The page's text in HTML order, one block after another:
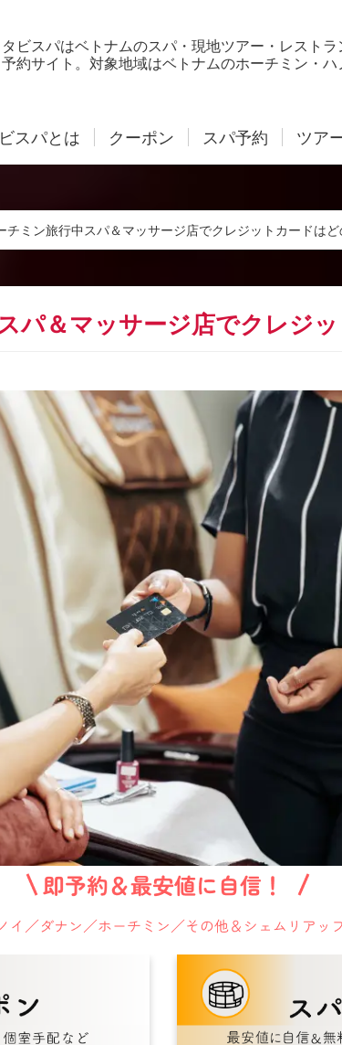
タビスパはベトナムのスパ・現地ツアー・レスト
予約サイト。対象地域はベトナムのホーチミン・ハ
スパとは クーポン スパ予約 ツア
チミン旅行中スパ＆マッサージ店でクレジットカードはど
パ＆マッサージ店でクレジ